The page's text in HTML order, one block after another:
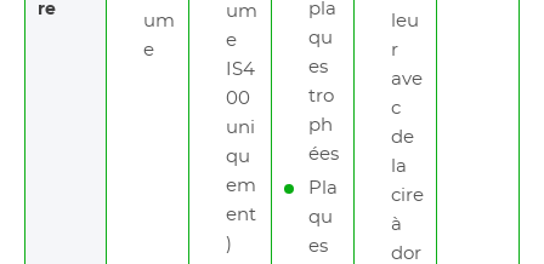
re
um
e
um
e
IS4
00
uni
qu
em
ent
)
pla
qu
es
tro
ph
ées
Pla
qu
es
leu
r
ave
c
de
la
cire
à
dor